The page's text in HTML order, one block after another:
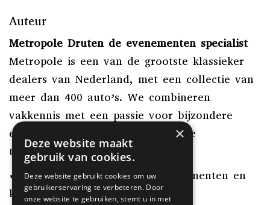
Auteur
Metropole Druten de evenementen specialist
Metropole is een van de grootste klassieker
dealers van Nederland, met een collectie van
meer dan 400 auto’s. We combineren
vakkennis met een passie voor bijzondere
evenementen en zijn trots op onze
transparante aanpak.
✔ Ruim 30 jaar ervaring in evenementen en
klassieke auto’s
×
Deze website maakt
gebruik van cookies.
Deze website gebruikt cookies om uw
gebruikerservaring te verbeteren. Door
onze website te gebruiken, stemt u in met